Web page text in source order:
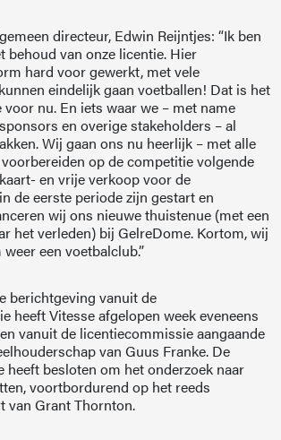
directeur, Edwin Reijntjes: “Ik ben
behoud van onze licentie. Hier
hard voor gewerkt, met vele
eindelijk gaan voetballen! Dat is het
nu. En iets waar we – met name
en overige stakeholders – al
Wij gaan ons nu heerlijk – met alle
op de competitie volgende
en vrije verkoop voor de
de eerste periode zijn gestart en
wij ons nieuwe thuistenue (met een
het verleden) bij GelreDome. Kortom, wij
een voetbalclub.”
berichtgeving vanuit de
heeft Vitesse afgelopen week eveneens
vanuit de licentiecommissie aangaande
van Guus Franke. De
heeft besloten om het onderzoek naar
voortbordurend op het reeds
van Grant Thornton.